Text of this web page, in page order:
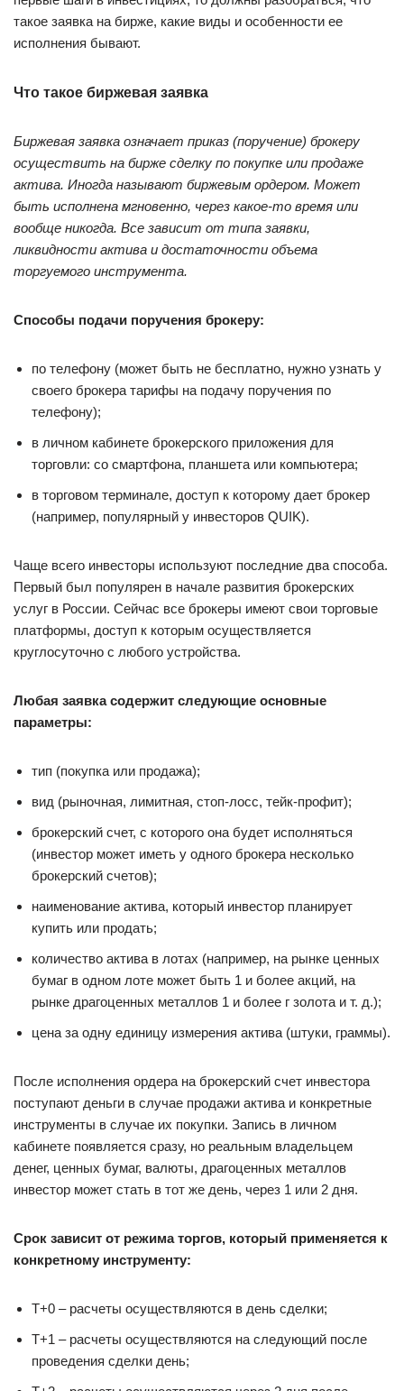
такое заявка на бирже, какие виды и особенности ее
исполнения бывают.
Что такое биржевая заявка
Биржевая заявка означает приказ (поручение) брокеру
осуществить на бирже сделку по покупке или продаже
актива. Иногда называют биржевым ордером. Может
быть исполнена мгновенно, через какое-то время или
вообще никогда. Все зависит от типа заявки,
ликвидности актива и достаточности объема
торгуемого инструмента.
Способы подачи поручения брокеру:
по телефону (может быть не бесплатно, нужно узнать у
своего брокера тарифы на подачу поручения по
телефону);
в личном кабинете брокерского приложения для
торговли: со смартфона, планшета или компьютера;
в торговом терминале, доступ к которому дает брокер
(например, популярный у инвесторов QUIK).
Чаще всего инвесторы используют последние два способа.
Первый был популярен в начале развития брокерских
услуг в России. Сейчас все брокеры имеют свои торговые
платформы, доступ к которым осуществляется
круглосуточно с любого устройства.
Любая заявка содержит следующие основные
параметры:
тип (покупка или продажа);
вид (рыночная, лимитная, стоп-лосс, тейк-профит);
брокерский счет, с которого она будет исполняться
(инвестор может иметь у одного брокера несколько
брокерский счетов);
наименование актива, который инвестор планирует
купить или продать;
количество актива в лотах (например, на рынке ценных
бумаг в одном лоте может быть 1 и более акций, на
рынке драгоценных металлов 1 и более г золота и т. д.);
цена за одну единицу измерения актива (штуки, граммы).
После исполнения ордера на брокерский счет инвестора
поступают деньги в случае продажи актива и конкретные
инструменты в случае их покупки. Запись в личном
кабинете появляется сразу, но реальным владельцем
денег, ценных бумаг, валюты, драгоценных металлов
инвестор может стать в тот же день, через 1 или 2 дня.
Срок зависит от режима торгов, который применяется к
конкретному инструменту:
Т+0 – расчеты осуществляются в день сделки;
Т+1 – расчеты осуществляются на следующий после
проведения сделки день;